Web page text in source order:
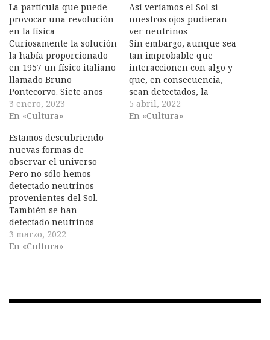
La partícula que puede
provocar una revolución
en la física
Curiosamente la solución
la había proporcionado
en 1957 un físico italiano
llamado Bruno
Pontecorvo. Siete años
antes, el 31 de agosto de
1950, mientras estaba de
repentinamente a
Estocolmo con su mujer y
sus hijos. Al día
siguiente agentes del
KGB les ayudaron a
entrar en…
3 enero, 2023
En «Cultura»
Así veríamos el Sol si
nuestros ojos pudieran
ver neutrinos
Sin embargo, aunque sea
tan improbable que
interaccionen con algo y
que, en consecuencia,
sean detectados, la
cantidad de neutrinos
que nos llega es tan
5 abril, 2022
En «Cultura»
Estamos descubriendo
nuevas formas de
observar el universo
Pero no sólo hemos
detectado neutrinos
provenientes del Sol.
También se han
detectado neutrinos
emitidos durante las
explosiones de
pues su producción
3 marzo, 2022
En «Cultura»